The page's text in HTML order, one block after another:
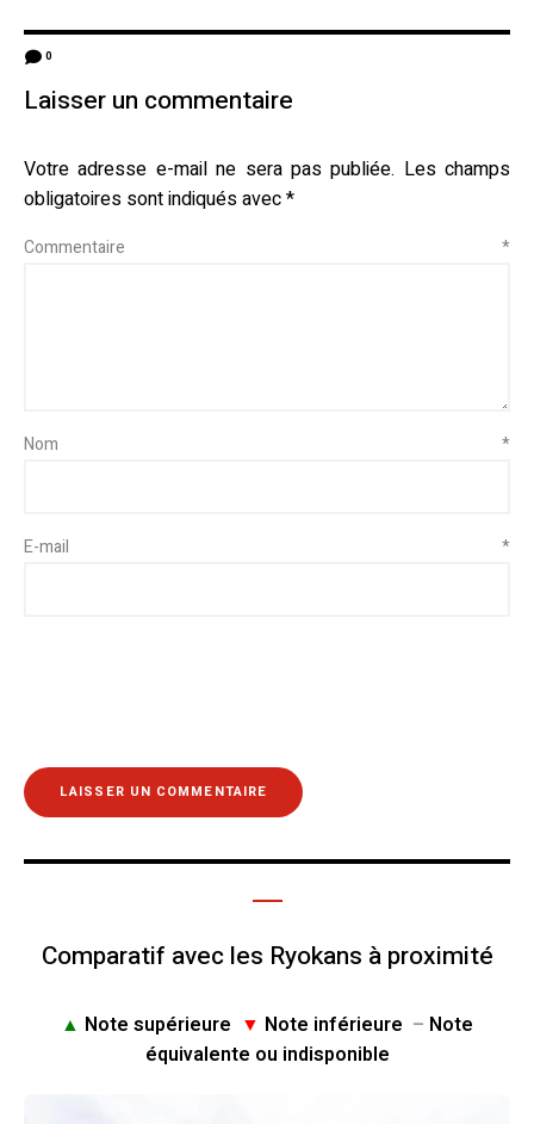
0
Laisser un commentaire
Votre adresse e-mail ne sera pas publiée. Les champs
obligatoires sont indiqués avec*
Commentaire *
Nom *
E-mail *
Comparatif avec les Ryokans à proximité
▲ Note supérieure ▼ Note inférieure – Note
équivalente ou indisponible